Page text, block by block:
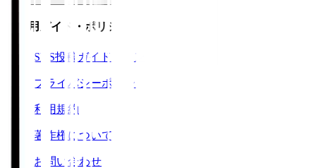
ご利用ガイド・ポリシー
SNS投稿ガイドライン
プライバシーポリシー
利用規約
著作権について
お問い合わせ